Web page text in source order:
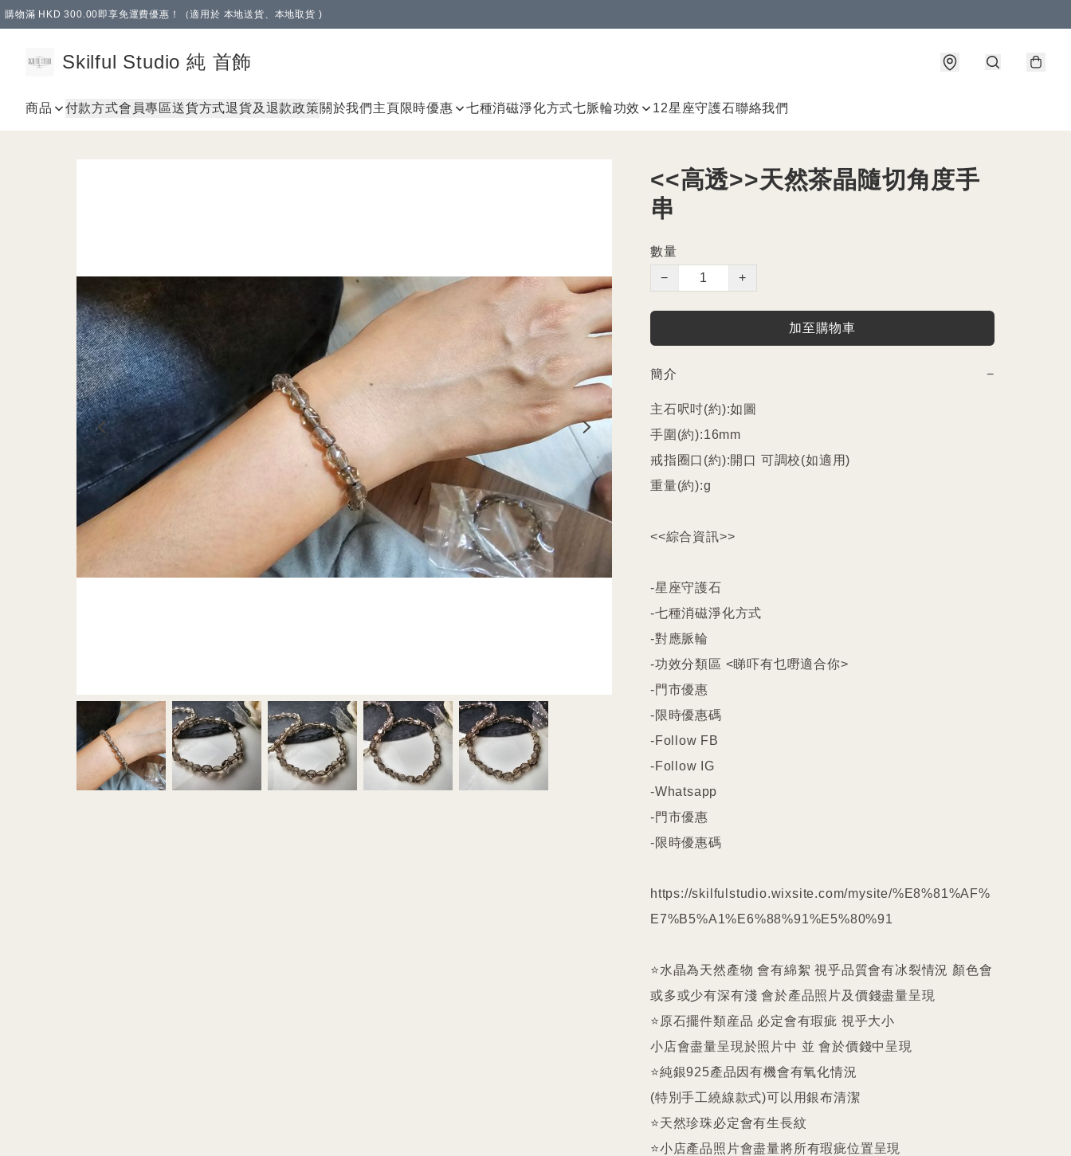
購物滿 HKD 300.00即享免運費優惠！（適用於 本地送貨、本地取貨 )
Skilful Studio 純 首飾
商品 付款方式會員專區送貨方式退貨及退款政策關於我們 主頁限時優惠 七種消磁淨化方式七脈輪功效 12星座守護石聯絡我們
<<高透>>天然茶晶隨切角度手
串
數量
−
+
加至購物車
簡介 −
主石呎吋(約):如圖
手圍(約):16mm
戒指圈口(約):開口 可調校(如適用)
重量(約):g
<<綜合資訊>>
-星座守護石
-七種消磁淨化方式
-對應脈輪
-功效分類區 <睇吓有乜嘢適合你>
-門市優惠
-限時優惠碼
-Follow FB
-Follow IG
-Whatsapp
-門市優惠
-限時優惠碼
https://skilfulstudio.wixsite.com/mysite/%E8%81%AF%
E7%B5%A1%E6%88%91%E5%80%91
⭐️水晶為天然產物 會有綿絮 視乎品質會有冰裂情況 顏色會
或多或少有深有淺 會於產品照片及價錢盡量呈現
⭐️原石擺件類産品 必定會有瑕疵 視乎大小
小店會盡量呈現於照片中 並 會於價錢中呈現
⭐️純銀925產品因有機會有氧化情況
(特別手工繞線款式)可以用銀布清潔
⭐️天然珍珠必定會有生長紋
⭐️小店產品照片會盡量將所有瑕疵位置呈現